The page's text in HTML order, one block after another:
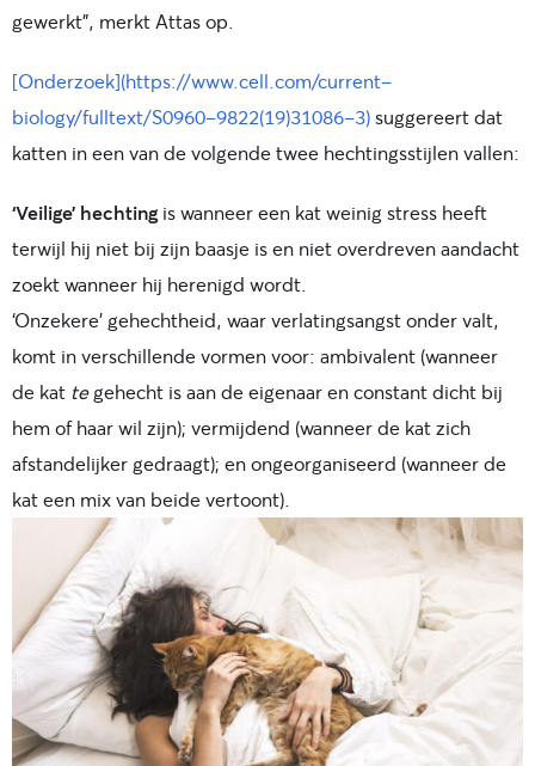
gewerkt", merkt Attas op.
[Onderzoek](https://www.cell.com/current-
biology/fulltext/S0960-9822(19)31086-3)suggereert dat
katten in een van de volgende twee hechtingsstijlen vallen:
‘Veilige’ hechting is wanneer een kat weinig stress heeft
terwijl hij niet bij zijn baasje is en niet overdreven aandacht
zoekt wanneer hij herenigd wordt.
‘Onzekere’ gehechtheid, waar verlatingsangst onder valt,
komt in verschillende vormen voor: ambivalent (wanneer
de kat tegehecht is aan de eigenaar en constant dicht bij
hem of haar wil zijn); vermijdend (wanneer de kat zich
afstandelijker gedraagt); en ongeorganiseerd (wanneer de
kat een mix van beide vertoont).